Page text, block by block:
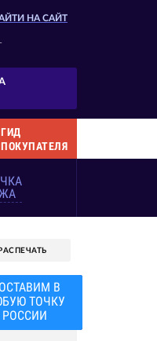
НА САЙТ
ГИД
ПОКУПАТЕЛЯ
РАСПЕЧАТЬ
В
ТОЧКУ
РОССИИ